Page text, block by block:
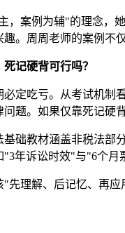
，案例为辅"的理念，
趣。周周老师的案例不
记硬背可行吗？
定吃亏。从考试机制
题。如果仅靠死记硬
基础教材涵盖非税法部
年诉讼时效"与"6个月
先理解、后记忆、再